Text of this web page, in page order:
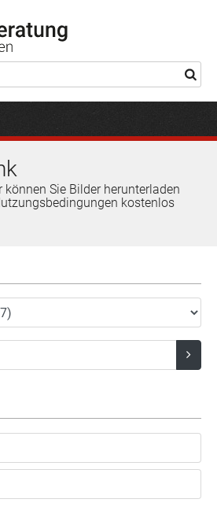
Sie Bilder herunterladen
kostenlos